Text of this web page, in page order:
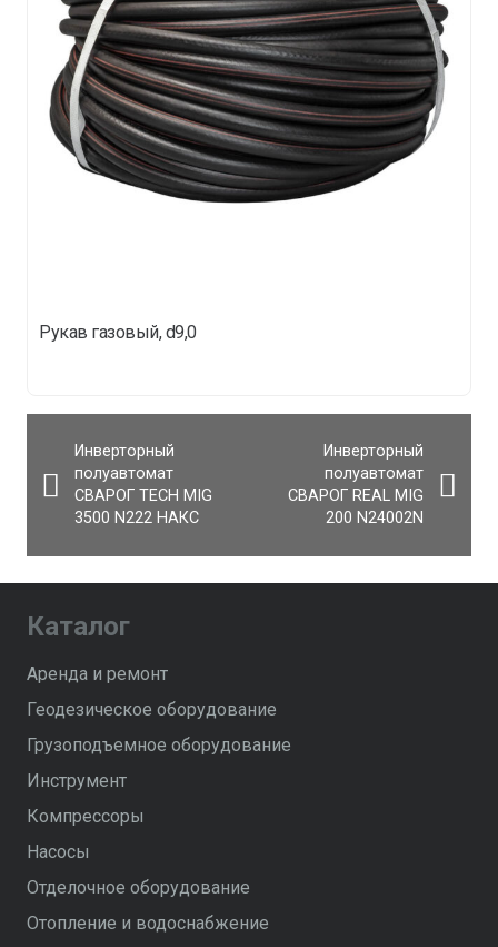
Рукав газовый, d9,0
Инверторный
полуавтомат
СВАРОГ TECH MIG
3500 N222 НАКС
Инверторный
полуавтомат
СВАРОГ REAL MIG
200 N24002N
Каталог
Аренда и ремонт
Геодезическое оборудование
Грузоподъемное оборудование
Инструмент
Компрессоры
Насосы
Отделочное оборудование
Отопление и водоснабжение